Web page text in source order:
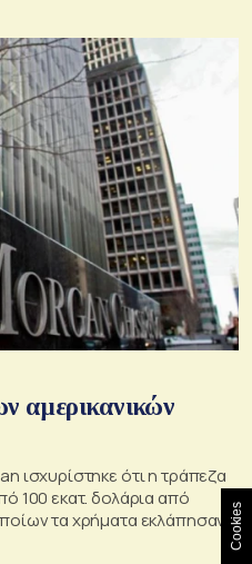
αμερικανικών
ισχυρίστηκε ότι η τράπεζα
100 εκατ. δολάρια από
τα χρήματα εκλάπησαν Cookies